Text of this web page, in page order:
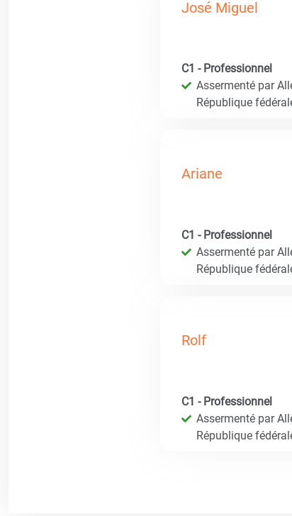
José Miguel
C1 - Professionnel
Assermenté par
République
Ariane
C1 - Professionnel
Assermenté par
République
Rolf
C1 - Professionnel
Assermenté par
République